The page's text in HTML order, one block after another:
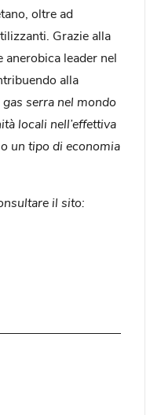
oltre ad
Grazie alla
leader nel
alla
gas serra nel mondo
locali nell’effettiva
un tipo di economia
il sito: